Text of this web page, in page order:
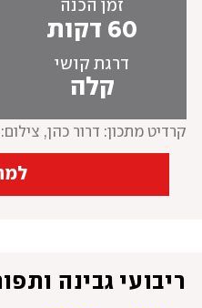
זמן הכנה
60 דקות
דרגת קושי
קלה
קרדיט מתכון: דרור כהן,
ריבועי גבינה